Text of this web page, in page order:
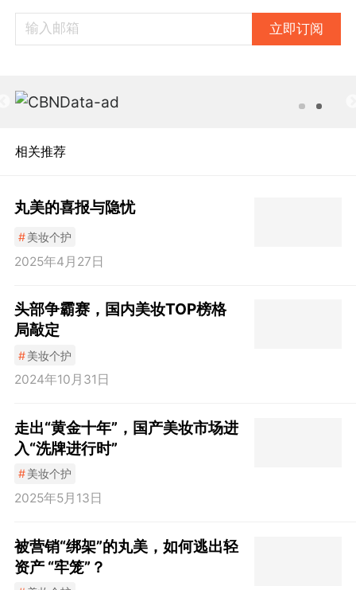
立即订阅
相关推荐
丸美的喜报与隐忧
#美妆个护
2025年4月27日
头部争霸赛，国内美妆TOP榜格
局敲定
#美妆个护
2024年10月31日
走出“黄金十年”，国产美妆市场进
入“洗牌进行时”
#美妆个护
2025年5月13日
被营销“绑架”的丸美，如何逃出轻
资产 “牢笼”？